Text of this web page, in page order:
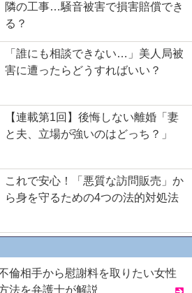
隣の工事…騒音被害で損害賠償でき
る？
「誰にも相談できない…」美人局被
害に遭ったらどうすればいい？
【連載第1回】後悔しない離婚「妻
と夫、立場が強いのはどっち？」
これで安心！「悪質な訪問販売」か
ら身を守るための4つの法的対処法
倫相手から慰謝料を取りたい女性
法を弁護士が解説